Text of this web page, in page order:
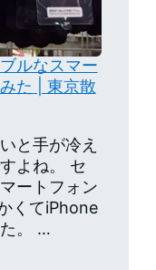
ルなスマー
た | 東京散
と手が冷え
よね。 セ
ートフォン
くてiPhone
。 …